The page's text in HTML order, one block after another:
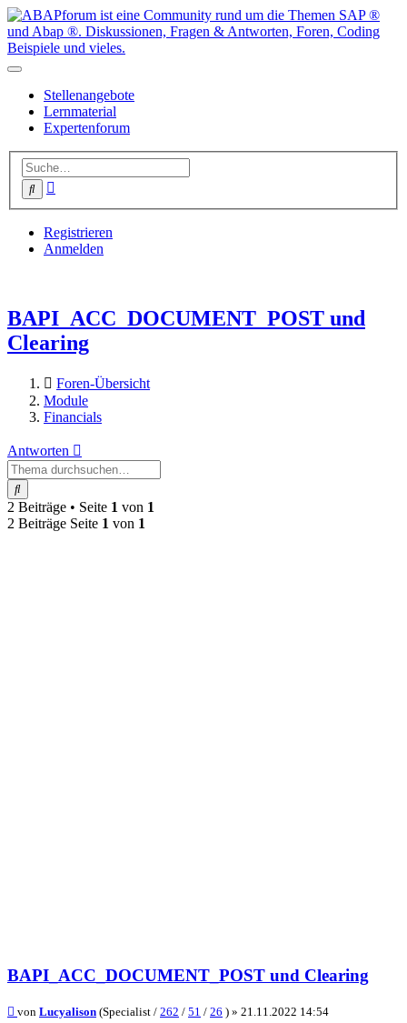
Stellenangebote
Lernmaterial
Expertenforum
Suche
Registrieren
Anmelden
BAPI_ACC_DOCUMENT_POST und
Clearing
Foren-Übersicht
Module
Financials
Antworten
Suche
2 Beiträge • Seite 1 von 1
2 Beiträge Seite 1 von 1
BAPI_ACC_DOCUMENT_POST und Clearing
Beitrag
von Lucyalison (Specialist / 262 / 51 / 26 ) » 21.11.2022 14:54